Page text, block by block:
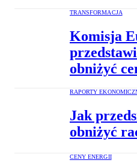
TRANSFORMACJA
Komisja
obniżyć
RAPORTY
Jak
obniżyć
CENY ENERGII